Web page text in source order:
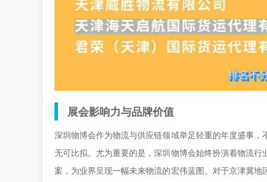
展会影响力与品牌价值
深圳物博会作为物流与供应链领域举足轻重的年度盛事
无可比拟。尤为重要的是，深圳物博会始终扮演着物流
案，为业界呈现一幅未来物流的宏伟蓝图。对于京津冀